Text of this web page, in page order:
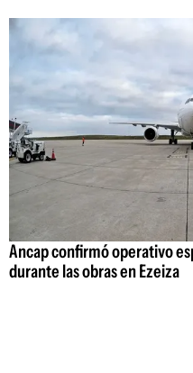
Ancap confirmó operativo
durante las obras en Ezeiza